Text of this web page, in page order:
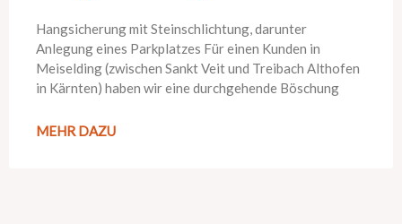
Hangsicherung mit Steinschlichtung, darunter
Anlegung eines Parkplatzes Für einen Kunden in
Meiselding (zwischen Sankt Veit und Treibach Althofen
in Kärnten) haben wir eine durchgehende Böschung
MEHR DAZU